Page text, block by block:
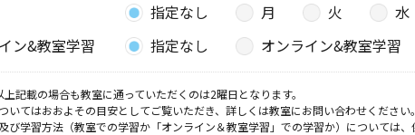
指定なし 月 火 水
ン&教室学習
指定なし オンライン&教室学習
記載の場合も教室に通っていただくのは2曜日となります。
いてはおおよその目安としてご覧いただき、詳しくは教室にお問い合わせくださ
び学習方法（教室での学習か「オンライン＆教室学習」での学習か）については、